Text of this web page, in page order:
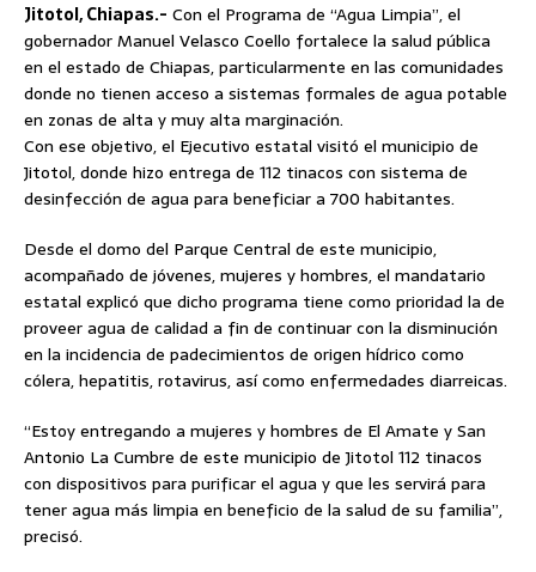
Jitotol, Chiapas.- Con el Programa de “Agua Limpia”, el
gobernador Manuel Velasco Coello fortalece la salud pública
en el estado de Chiapas, particularmente en las comunidades
donde no tienen acceso a sistemas formales de agua potable
en zonas de alta y muy alta marginación.
Con ese objetivo, el Ejecutivo estatal visitó el municipio de
Jitotol, donde hizo entrega de 112 tinacos con sistema de
desinfección de agua para beneficiar a 700 habitantes.
Desde el domo del Parque Central de este municipio,
acompañado de jóvenes, mujeres y hombres, el mandatario
estatal explicó que dicho programa tiene como prioridad la de
proveer agua de calidad a fin de continuar con la disminución
en la incidencia de padecimientos de origen hídrico como
cólera, hepatitis, rotavirus, así como enfermedades diarreicas.
“Estoy entregando a mujeres y hombres de El Amate y San
Antonio La Cumbre de este municipio de Jitotol 112 tinacos
con dispositivos para purificar el agua y que les servirá para
tener agua más limpia en beneficio de la salud de su familia”,
precisó.